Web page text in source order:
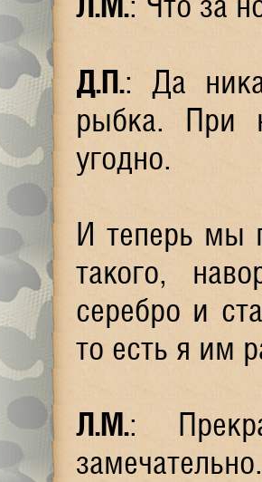
Д.П.: Да
рыбка. При
угодно.
И теперь мы
такого,
серебро и
то есть я им
Л.М.:
замечательно.